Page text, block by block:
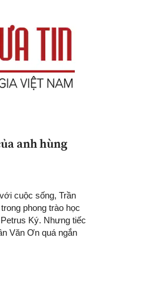
anh hùng
cuộc sống, Trần
phong trào học
Ký. Nhưng tiếc
Văn Ơn quá ngắn